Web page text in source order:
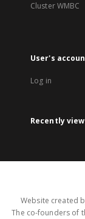
Cluster WMBC
User's
Log in
Recently
Website created
The co-founders of